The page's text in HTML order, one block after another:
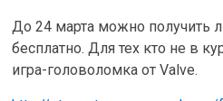
До 24 марта можно получить
бесплатно. Для тех кто не в
игра-головоломка от Valve.